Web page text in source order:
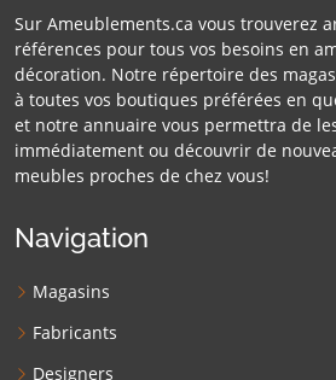
Sur Ameublements.ca vous trouverez
références pour tous vos besoins en
décoration. Notre répertoire des
à toutes vos boutiques préférées en
et notre annuaire vous permettra de
immédiatement ou découvrir de
meubles proches de chez vous!
Navigation
Magasins
Fabricants
Designers